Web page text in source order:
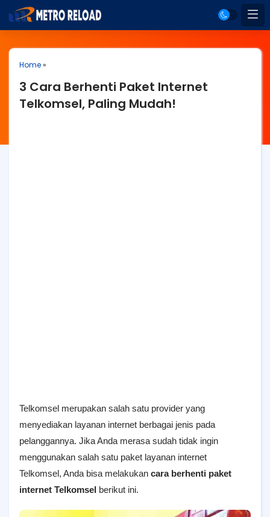
Home»
3 Cara Berhenti Paket Internet
Telkomsel, Paling Mudah!
Telkomsel merupakan salah satu provider yang
menyediakan layanan internet berbagai jenis pada
pelanggannya. Jika Anda merasa sudah tidak ingin
menggunakan salah satu paket layanan internet
Telkomsel, Anda bisa melakukan cara berhenti paket
internet Telkomsel berikut ini.